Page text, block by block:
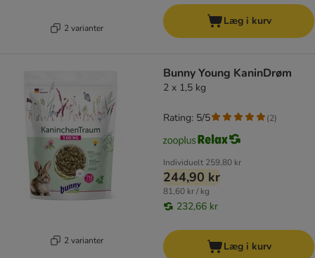
2 varianter
Læg i kurv
2 varianter
Bunny Young KaninDrøm
2 x 1,5 kg
Individuelt 259,80 kr
244,90 kr
81,60 kr / kg
232,66 kr
Rating: 5/5 (2)
Læg i kurv